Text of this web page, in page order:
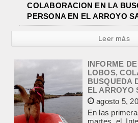
COLABORACION EN LA
PERSONA EN EL ARROYO
Leer más
INFORME
BUSQUEDA
EL ARROYO
agosto 5,
En las
martes, el
Etcheverry
par de...